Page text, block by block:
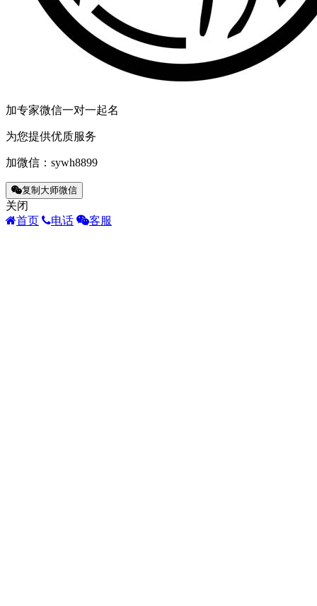
加专家微信一对一起名
为您提供优质服务
加微信： sywh8899
复制大师微信
关闭
首页
电话 客服